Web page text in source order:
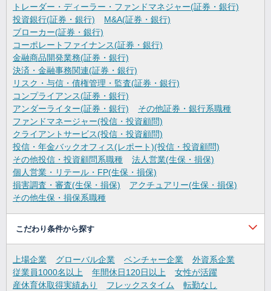
トレーダー・ディーラー・ファンドマネジャー(証券・銀行)
投資銀行(証券・銀行)
M&A(証券・銀行)
ブローカー(証券・銀行)
コーポレートファイナンス(証券・銀行)
金融商品開発業務(証券・銀行)
決済・金融事務関連(証券・銀行)
リスク・与信・債権管理・監査(証券・銀行)
コンプライアンス(証券・銀行)
アンダーライター(証券・銀行)
その他証券・銀行系職種
ファンドマネージャー(投信・投資顧問)
クライアントサービス(投信・投資顧問)
投信・年金バックオフィス(レポート)(投信・投資顧問)
その他投信・投資顧問系職種
法人営業(生保・損保)
個人営業・リテール・FP(生保・損保)
損害調査・審査(生保・損保)
アクチュアリー(生保・損保)
その他生保・損保系職種
こだわり条件から探す
上場企業 グローバル企業 ベンチャー企業
外資系企業
従業員1000名以上
年間休日120日以上
女性が活躍
産休育休取得実績あり
フレックスタイム
転勤なし